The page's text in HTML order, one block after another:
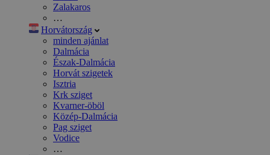
Zalakaros
…
Horvátország
minden ajánlat
Dalmácia
Észak-Dalmácia
Horvát szigetek
Isztria
Krk sziget
Kvarner-öböl
Közép-Dalmácia
Pag sziget
Vodice
…